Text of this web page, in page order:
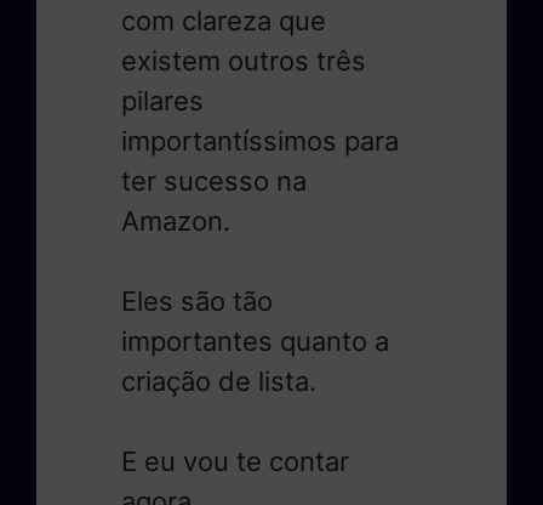
com clareza que
existem outros três
pilares
importantíssimos para
ter sucesso na
Amazon.
Eles são tão
importantes quanto a
criação de lista.
E eu vou te contar